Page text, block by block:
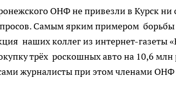
ОНФ не привезли в Курск ни
Самым ярким примером борьбы
наших коллег из интернет-газеты
трёх роскошных авто на 10,6
журналисты при этом членами ОНФ